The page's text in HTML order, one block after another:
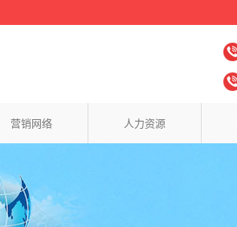
营销网络 人力资源